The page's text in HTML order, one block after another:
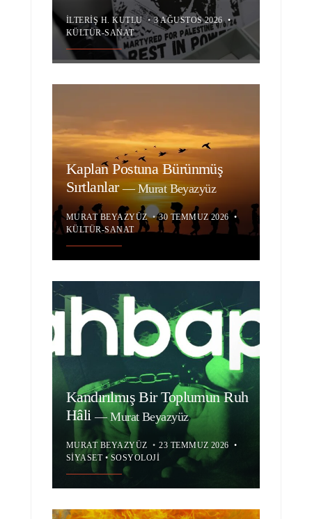
İLTERIŞ H. KUTLU • 3 AĞUSTOS 2026 •
KÜLTÜR-SANAT
Kaplan Postuna Bürünmüş
Sırtlanlar—Murat Beyazyüz
MURAT BEYAZYÜZ • 30 TEMMUZ 2026 •
KÜLTÜR-SANAT
Kandırılmış Bir Toplumun Ruh
Hâli—Murat Beyazyüz
MURAT BEYAZYÜZ • 23 TEMMUZ 2026 •
SIYASET• SOSYOLOJI